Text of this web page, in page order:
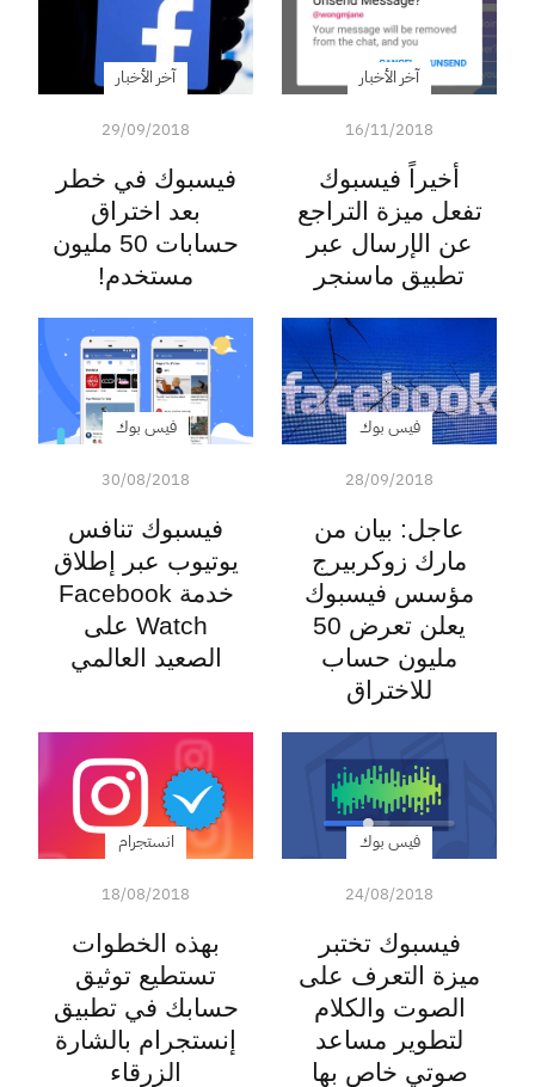
آخر الأخبار
16/11/2018
أخيراً فيسبوك
تفعل ميزة التراجع
عن الإرسال عبر
تطبيق ماسنجر
آخر الأخبار
29/09/2018
فيسبوك في خطر
بعد اختراق
حسابات 50 مليون
مستخدم!
فيس بوك
28/09/2018
عاجل: بيان من
مارك زوكربيرج
مؤسس فيسبوك
يعلن تعرض 50
مليون حساب
للاختراق
فيس بوك
30/08/2018
فيسبوك تنافس
يوتيوب عبر إطلاق
خدمة Facebook
Watch على
الصعيد العالمي
فيس بوك
24/08/2018
فيسبوك تختبر
ميزة التعرف على
الصوت والكلام
لتطوير مساعد
صوتي خاص بها
انستجرام
18/08/2018
بهذه الخطوات
تستطيع توثيق
حسابك في تطبيق
إنستجرام بالشارة
الزرقاء